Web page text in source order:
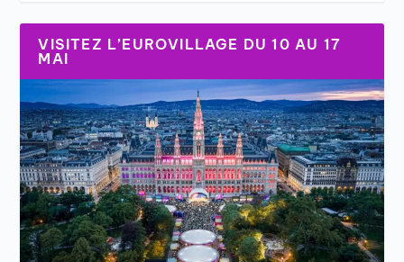
VISITEZ L’EUROVILLAGE DU 10 AU 17
MAI